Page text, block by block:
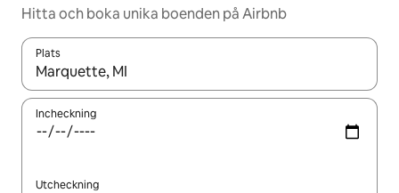
Hitta och boka unika boenden på Airbnb
Plats
När resultaten är tillgängliga kan du navigera med upp- och
Incheckning
Utcheckning